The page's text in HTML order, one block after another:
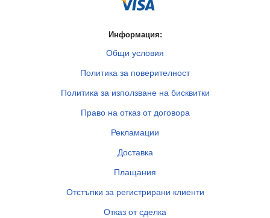
Информация:
Общи условия
Политика за поверителност
Политика за използване на бисквитки
Право на отказ от договора
Рекламации
Доставка
Плащания
Отстъпки за регистрирани клиенти
Отказ от сделка